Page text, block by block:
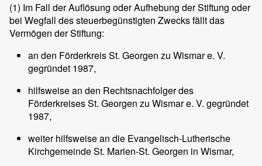
(1) Im Fall der Auflösung oder Aufhebung der Stiftung oder
bei Wegfall des steuerbegünstigten Zwecks fällt das
Vermögen der Stiftung:
an den Förderkreis St. Georgen zu Wismar e. V.
gegründet 1987,
hilfsweise an den Rechtsnachfolger des
Förderkreises St. Georgen zu Wismar e. V. gegründet
1987,
weiter hilfsweise an die Evangelisch-Lutherische
Kirchgemeinde St. Marien-St. Georgen in Wismar,